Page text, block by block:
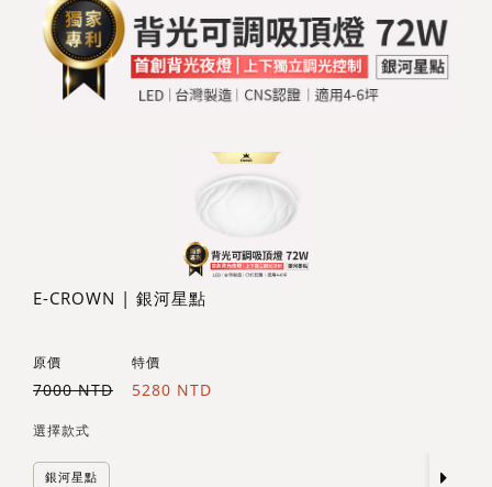
E-CROWN | 銀河星點
原價
7000 NTD
特價
5280 NTD
選擇款式
銀河星點